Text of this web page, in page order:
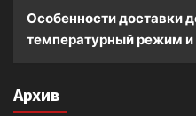
Особенности доставки
температурный режим и
Архив